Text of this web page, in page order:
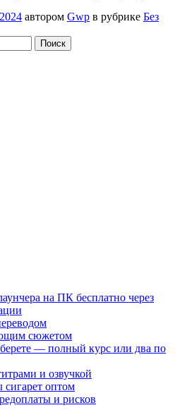
автором Gwp в рубрике Без
на ПК бесплатно через
сюжетом
— полный курс или два по
и озвучкой
сигарет оптом
и рисков